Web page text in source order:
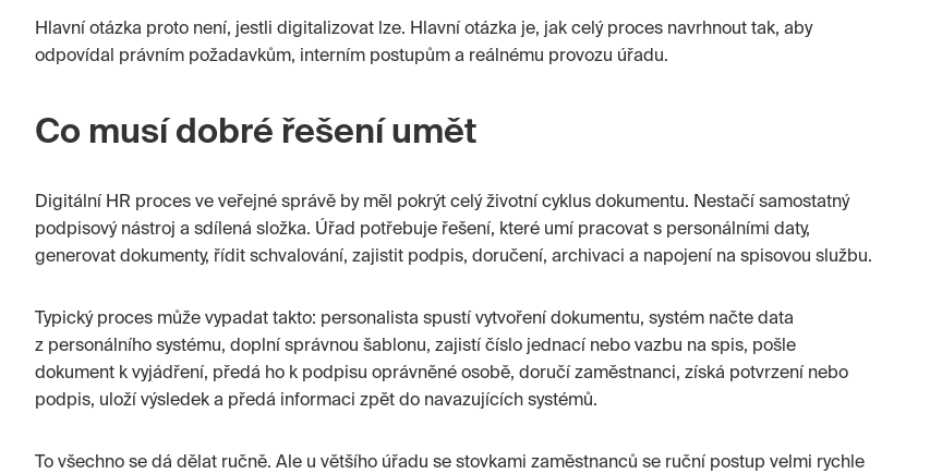
Hlavní otázka proto není, jestli digitalizovat lze. Hlavní otázka je, jak celý proces navrhnout tak, aby
odpovídal právním požadavkům, interním postupům a reálnému provozu úřadu.
Co musí dobré řešení umět
Digitální HR proces ve veřejné správě by měl pokrýt celý životní cyklus dokumentu. Nestačí samostatný
podpisový nástroj a sdílená složka. Úřad potřebuje řešení, které umí pracovat s personálními daty,
generovat dokumenty, řídit schvalování, zajistit podpis, doručení, archivaci a napojení na spisovou službu.
Typický proces může vypadat takto: personalista spustí vytvoření dokumentu, systém načte data
z personálního systému, doplní správnou šablonu, zajistí číslo jednací nebo vazbu na spis, pošle
dokument k vyjádření, předá ho k podpisu oprávněné osobě, doručí zaměstnanci, získá potvrzení nebo
podpis, uloží výsledek a předá informaci zpět do navazujících systémů.
To všechno se dá dělat ručně. Ale u většího úřadu se stovkami zaměstnanců se ruční postup velmi rychle